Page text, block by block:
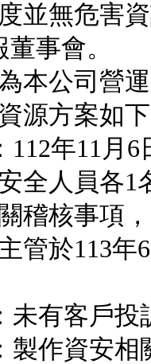
並無危害
事會。
本公司營
源方案如
112年11月
全人員各1
稽核事項
管於113年
未有客戶
製作資安